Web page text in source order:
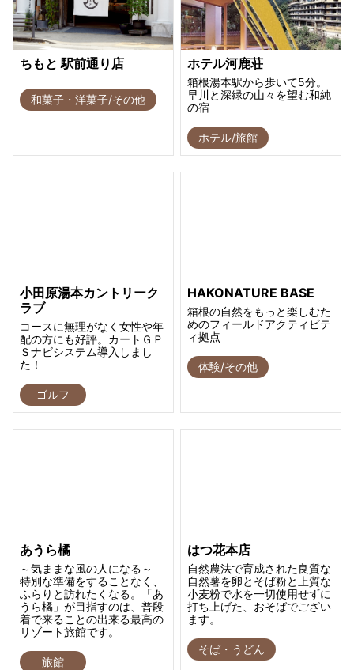
ちもと 駅前通り店
和菓子・洋菓子/その他
ホテル河鹿荘
箱根湯本駅から歩いて5分。
早川と深緑の山々を望む和純
の宿
ホテル/旅館
小田原湯本カントリーク
ラブ
コースに無理がなく女性や年
配の方にも好評。カートＧＰ
Ｓナビシステム導入しまし
た！
ゴルフ
HAKONATURE BASE
箱根の自然をもっと楽しむた
めのフィールドアクティビテ
ィ拠点
体験/その他
あうら橘
～気ままな風の人になる～
特別な準備をすることなく、
ふらりと訪れたくなる。「あ
うら橘」が目指すのは、普段
着で来ることの出来る最高の
リゾート旅館です。
旅館
はつ花本店
自然農法で育成された良質な
自然薯を卵とそば粉と上質な
小麦粉で水を一切使用せずに
打ち上げた、おそばでござい
ます。
そば・うどん